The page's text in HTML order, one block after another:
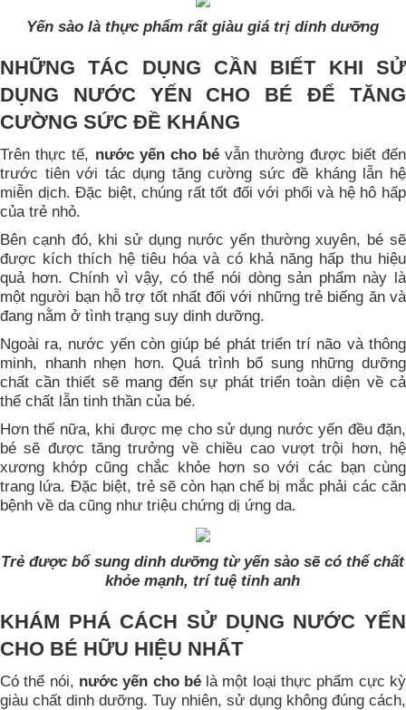
Yến sào là thực phẩm rất giàu giá trị dinh dưỡng
NHỮNG TÁC DỤNG CẦN BIẾT KHI SỬ
DỤNG NƯỚC YẾN CHO BÉ ĐỂ TĂNG
CƯỜNG SỨC ĐỀ KHÁNG
Trên thực tế, nước yến cho bévẫn thường được biết đến
trước tiên với tác dụng tăng cường sức đề kháng lẫn hệ
miễn dịch. Đặc biệt, chúng rất tốt đối với phổi và hệ hô hấp
của trẻ nhỏ.
Bên cạnh đó, khi sử dụng nước yến thường xuyên, bé sẽ
được kích thích hệ tiêu hóa và có khả năng hấp thu hiệu
quả hơn. Chính vì vậy, có thể nói dòng sản phẩm này là
một người bạn hỗ trợ tốt nhất đối với những trẻ biếng ăn và
đang nằm ở tình trạng suy dinh dưỡng.
Ngoài ra, nước yến còn giúp bé phát triển trí não và thông
minh, nhanh nhẹn hơn. Quá trình bổ sung những dưỡng
chất cần thiết sẽ mang đến sự phát triển toàn diện về cả
thể chất lẫn tinh thần của bé.
Hơn thế nữa, khi được mẹ cho sử dụng nước yến đều đặn,
bé sẽ được tăng trưởng về chiều cao vượt trội hơn, hệ
xương khớp cũng chắc khỏe hơn so với các bạn cùng
trang lứa. Đặc biệt, trẻ sẽ còn hạn chế bị mắc phải các căn
bệnh về da cũng như triệu chứng dị ứng da.
Trẻ được bổ sung dinh dưỡng từ yến sào sẽ có thể chất
khỏe mạnh, trí tuệ tinh anh
KHÁM PHÁ CÁCH SỬ DỤNG NƯỚC YẾN
CHO BÉ HỮU HIỆU NHẤT
Có thể nói, nước yến cho bé là một loại thực phẩm cực kỳ
giàu chất dinh dưỡng. Tuy nhiên, sử dụng không đúng cách,